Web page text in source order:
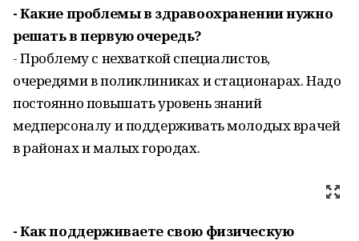
- Какие проблемы в здравоохранении нужно
решать в первую очередь?
- Проблему с нехваткой специалистов,
очередями в поликлиниках и стационарах. Надо
постоянно повышать уровень знаний
медперсоналу и поддерживать молодых врачей
в районах и малых городах.
- Как поддерживаете свою физическую